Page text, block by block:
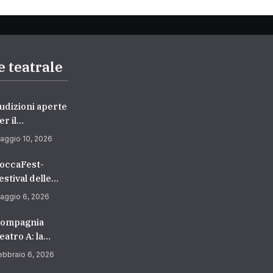
teatrale
aperte
il
di
di
2027) |
di
a
10, 2026
delle
Sceniche
6, 2026
A: la
2026
6, 2026